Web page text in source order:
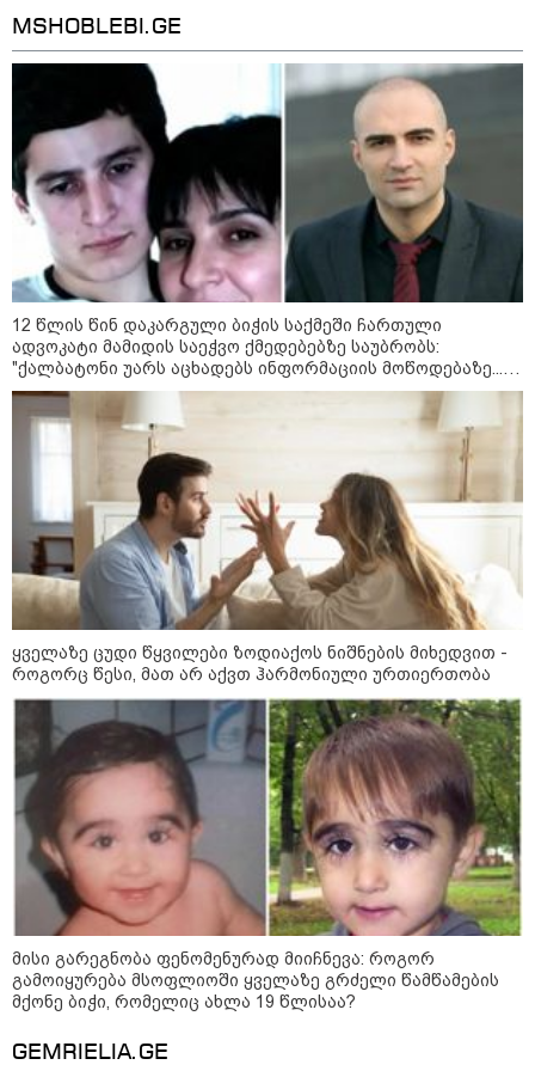
წარმოუდგენელი
ფსიქოლოგიური ტერორის ქვეშ
არის" - რას აცხადებს ნია
იმნაძის ადვოკატი?
კატეგორიის ყველა სიახლე
რატომ ჩაბნელდა საქართველო
მესამედ: საბოტაჟი, ტექნიკური
ხარვეზი თუ
არაპროფესიონალიზმი?! -
სანდრო თვალჭრელიძის ანალიზი
ჩაკეტილი „პოლიტიკური
სამკუთხედი“ - კულუარული
თამაშები, რომლებიც დიდი
„ოქტომბრისთვის საქართველოს
არჩევანის გაკეთება მოუწევს...
„ორ სკამზე ჯდომის“
შესაძლებლობა შეიძლება
დასრულდეს“ - მირიან
მირიანაშვილის ანალიზი
ჯარისკაცი, რომელიც 29 წელი
იბრძოდა, რადგან ომის
დამთავრების არ სჯეროდა...
მეცნიერება
MSHOBLEBI.GE
12 წლის წინ დაკარგული ბიჭის საქმეში ჩართული
ადვოკატი მამიდის საეჭვო ქმედებებზე საუბრობს:
"ქალბატონი უარს აცხადებს ინფორმაციის მოწოდებაზე...
წლობით მიმდინარეობდა საქმის ჩაფარცხვის ოპერაცია"
ყველაზე ცუდი წყვილები ზოდიაქოს ნიშნების მიხედვით -
როგორც წესი, მათ არ აქვთ ჰარმონიული ურთიერთობა
მისი გარეგნობა ფენომენურად მიიჩნევა: როგორ
გამოიყურება მსოფლიოში ყველაზე გრძელი წამწამების
მქონე ბიჭი, რომელიც ახლა 19 წლისაა?
GEMRIELIA.GE